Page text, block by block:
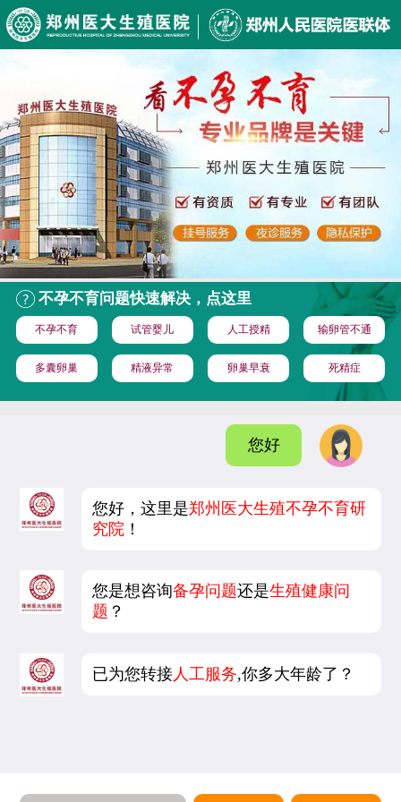
不孕不育问题快速解决，点这里
不孕不育 试管婴儿 人工授精 输卵管不通
多囊卵巢 精液异常 卵巢早衰 死精症
您好
您好，这里是郑州医大生殖不孕不育研
究院 ！
您是想咨询备孕问题还是生殖健康问
题 ？
已为您转接 人工服务,你多大年龄了？